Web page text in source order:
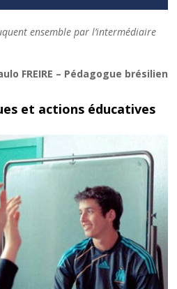
ensemble par l’intermédiaire
FREIRE – Pédagogue brésilien
et actions éducatives